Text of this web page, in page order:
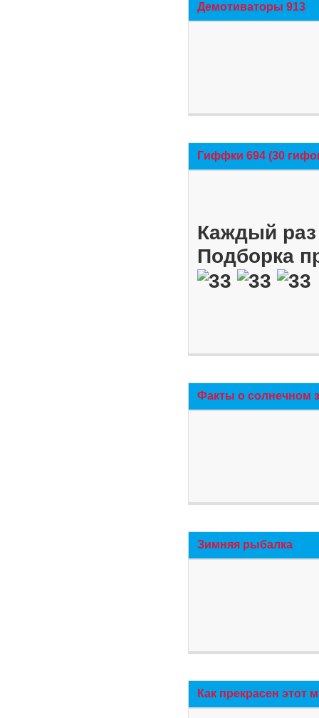
Демотиваторы 913
Гиффки 694 (30
Каждый
Подборка
Факты о солнечном
Зимняя рыбалка
Как прекрасен этот